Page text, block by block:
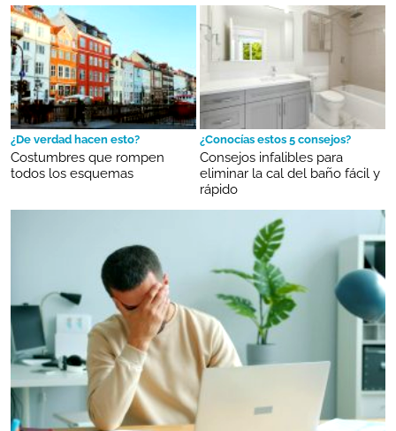
¿De verdad hacen esto?
Costumbres que rompen
todos los esquemas
¿Conocías estos 5 consejos?
Consejos infalibles para
eliminar la cal del baño fácil y
rápido